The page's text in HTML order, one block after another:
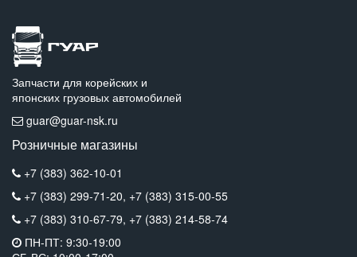
Запчасти для корейских и
японских грузовых автомобилей
guar@guar-nsk.ru
Розничные магазины
+7 (383) 362-10-01
+7 (383) 299-71-20, +7 (383) 315-00-55
+7 (383) 310-67-79, +7 (383) 214-58-74
ПН-ПТ: 9:30-19:00